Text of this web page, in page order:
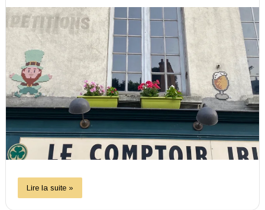
Lire la suite »